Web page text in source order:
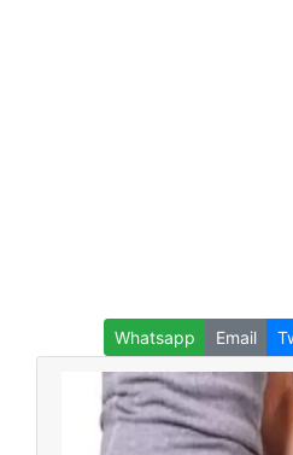
Whatsapp Email